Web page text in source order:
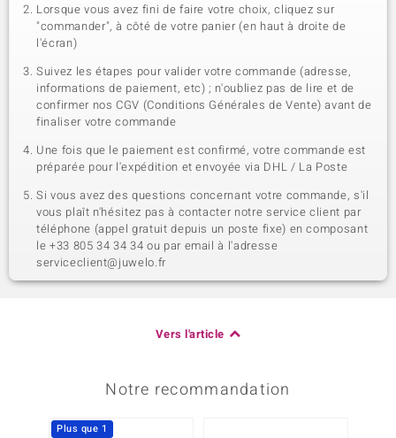
Lorsque vous avez fini de faire votre choix, cliquez sur
"commander", à côté de votre panier (en haut à droite de
l'écran)
Suivez les étapes pour valider votre commande (adresse,
informations de paiement, etc) ; n'oubliez pas de lire et de
confirmer nos CGV (Conditions Générales de Vente) avant de
finaliser votre commande
Une fois que le paiement est confirmé, votre commande est
préparée pour l'expédition et envoyée via DHL / La Poste
Si vous avez des questions concernant votre commande, s'il
vous plaît n'hésitez pas à contacter notre service client par
téléphone (appel gratuit depuis un poste fixe) en composant
le +33 805 34 34 34 ou par email à l'adresse
serviceclient@juwelo.fr
Vers l'article
Notre recommandation
Plus que 1